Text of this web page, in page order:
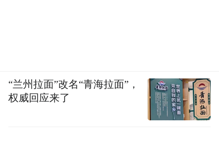
“兰州拉面”改名“青海拉面”，
权威回应来了